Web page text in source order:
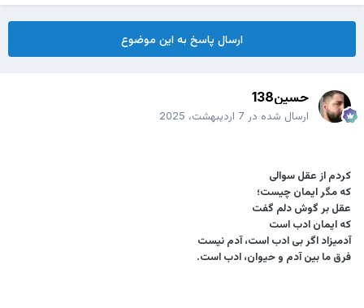
ارسال پاسخ به این موضوع
حسین138
ارسال شده در 7 اردیبهشت، 2025
کردم از عقل سوالی
که مگر ایمان چیست؛
عقل بر گوش دلم گفت
که ایمان ادب است
آدمیزاد اگر بی ادب است، آدم نیست
فرق ما بین آدم و حیوان، ادب است.